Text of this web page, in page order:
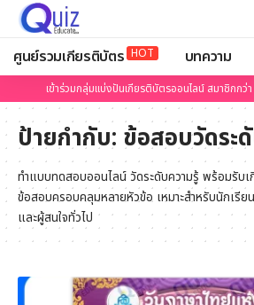
ศูนย์รวมเกียรติบัตร HOT บทความ
เข้าร่วมกลุ่มแบ่งปันเกียรติบัตรออนไลน์ สมาชิกก
ป้ายกำกับ: ข้อสอบวัดระ
ทำแบบทดสอบออนไลน์ วัดระดับความรู้ พร้อมรับ
ข้อสอบครอบคลุมหลายหัวข้อ เหมาะสำหรับนักเรี
และผู้สนใจทั่วไป